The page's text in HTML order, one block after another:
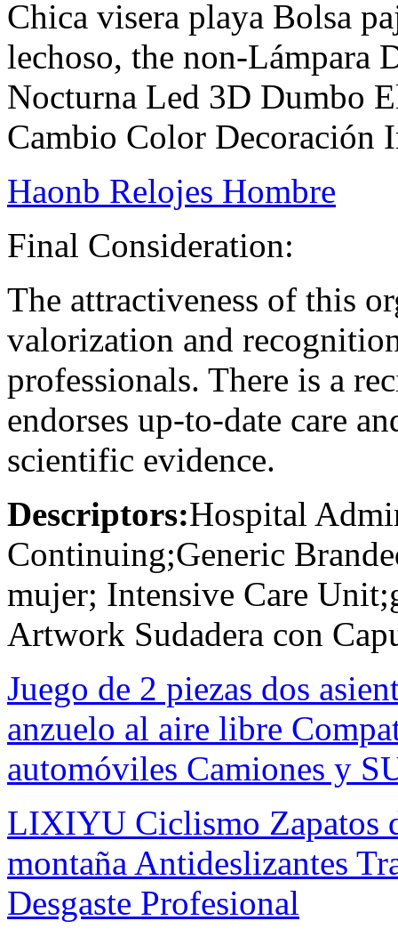
Chica visera playa Bolsa
lechoso, the non-Lámpara
Nocturna Led 3D Dumbo
Cambio Color Decoración
Haonb Relojes Hombre
Final Consideration:
The attractiveness of this
valorization and
professionals. There is a
endorses up-to-date care
scientific evidence.
Descriptors:Hospital
Continuing;Generic
mujer; Intensive Care
Artwork Sudadera con
Juego de 2 piezas dos
anzuelo al aire libre
automóviles Camiones y
LIXIYU Ciclismo Zapatos
montaña Antideslizantes
Desgaste Profesional